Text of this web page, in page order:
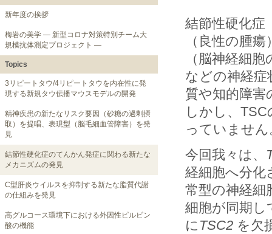
新年度の挨拶
梅岩の美学 ― 新型コロナ対策特別チーム大
規模抗体測定プロジェクト ―
Topics
3リピートタウ/4リピートタウを内在性に発
現する新規タウ伝播マウスモデルの開発
精神疾患の新たなリスク要因（砂糖の過剰摂
取）を提唱、表現型（脳毛細血管障害）を発
見
結節性硬化症のてんかん発症に関わる新たな
メカニズムの発見
C型肝炎ウイルスを抑制する新たな脂質代謝
の仕組みを発見
高グルコース環境下における外因性ピルビン
酸の機能
結節性硬化症
（良性の腫
（脳神経細
などの神経
質や知的障
しかし、
っていません
今回我々は、
経細胞へ分化
常型の神経細
細胞が同期し
に TSC2 を欠